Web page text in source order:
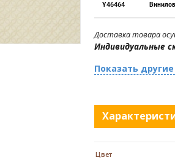
Y46464
Доставка товара
Индивидуальные
Показать
Цвет